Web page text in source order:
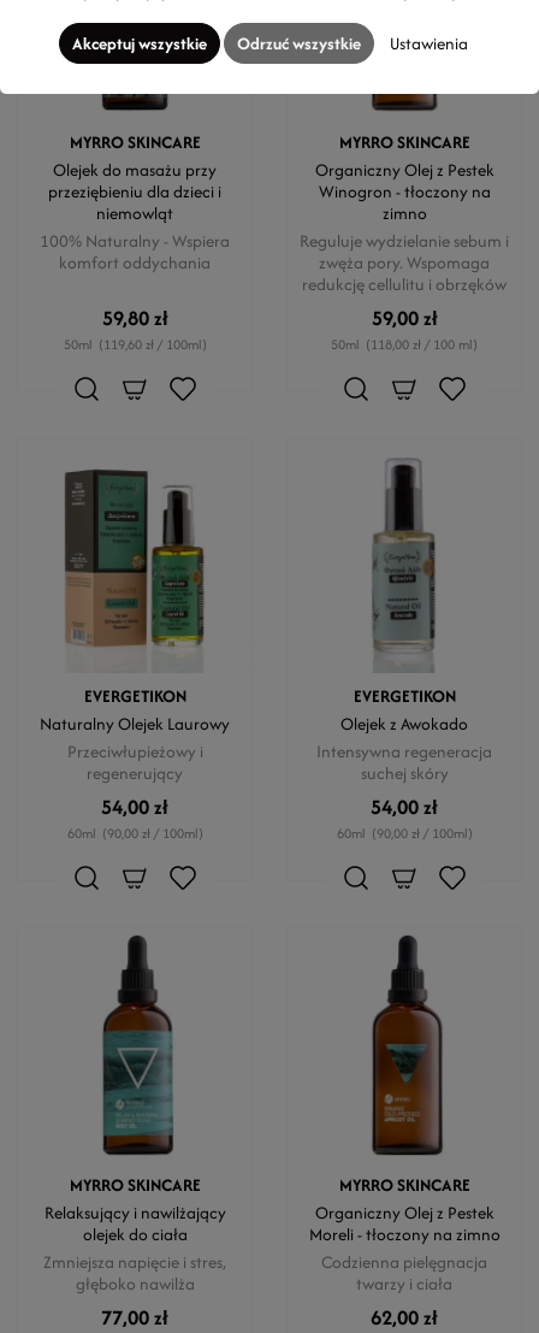
MYRRO SKINCARE
Olejek do masażu przy
przeziębieniu dla dzieci i
niemowląt
100% Naturalny - Wspiera
komfort oddychania
59,80 zł
50ml (119,60 zł / 100ml)
MYRRO SKINCARE
Organiczny Olej z Pestek
Winogron - tłoczony na
zimno
Reguluje wydzielanie sebum i
zwęża pory. Wspomaga
redukcję cellulitu i obrzęków
59,00 zł
50ml (118,00 zł / 100 ml)
EVERGETIKON
Naturalny Olejek Laurowy
Przeciwłupieżowy i
regenerujący
54,00 zł
60ml (90,00 zł / 100ml)
EVERGETIKON
Olejek z Awokado
Intensywna regeneracja
suchej skóry
54,00 zł
60ml (90,00 zł / 100ml)
MYRRO SKINCARE
Relaksujący i nawilżający
olejek do ciała
Zmniejsza napięcie i stres,
głęboko nawilża
77,00 zł
MYRRO SKINCARE
Organiczny Olej z Pestek
Moreli - tłoczony na zimno
Codzienna pielęgnacja
twarzy i ciała
62,00 zł
Akceptuj wszystkie Odrzuć wszystkie Ustawienia